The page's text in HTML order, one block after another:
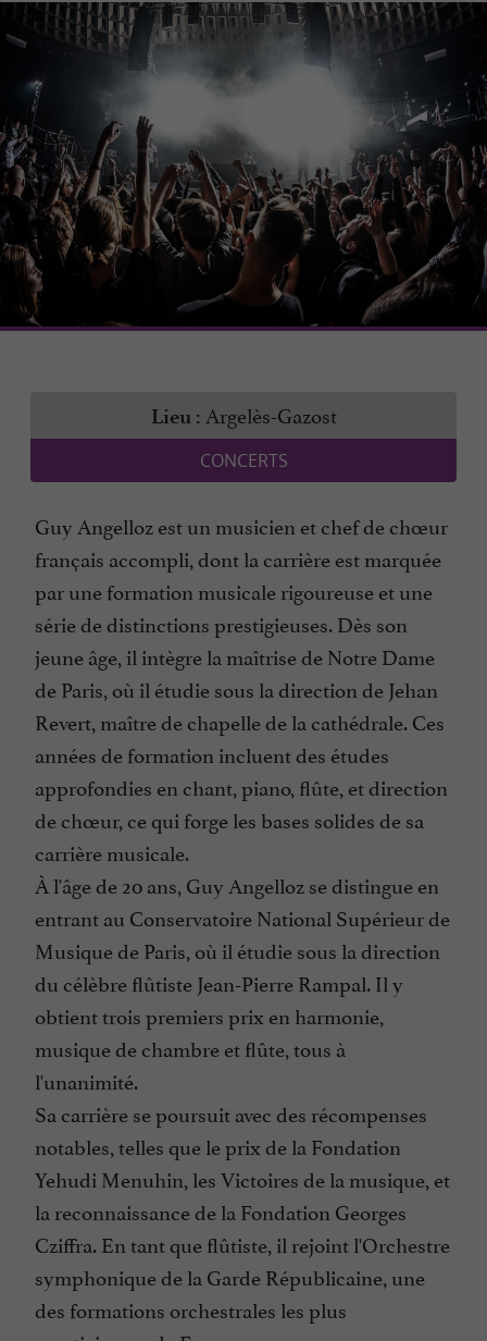
Lieu : Argelès-Gazost
CONCERTS
Guy Angelloz est un musicien et chef de chœur
français accompli, dont la carrière est marquée
par une formation musicale rigoureuse et une
série de distinctions prestigieuses. Dès son
jeune âge, il intègre la maîtrise de Notre Dame
de Paris, où il étudie sous la direction de Jehan
Revert, maître de chapelle de la cathédrale. Ces
années de formation incluent des études
approfondies en chant, piano, flûte, et direction
de chœur, ce qui forge les bases solides de sa
carrière musicale.
À l'âge de 20 ans, Guy Angelloz se distingue en
entrant au Conservatoire National Supérieur de
Musique de Paris, où il étudie sous la direction
du célèbre flûtiste Jean-Pierre Rampal. Il y
obtient trois premiers prix en harmonie,
musique de chambre et flûte, tous à
l'unanimité.
Sa carrière se poursuit avec des récompenses
notables, telles que le prix de la Fondation
Yehudi Menuhin, les Victoires de la musique, et
la reconnaissance de la Fondation Georges
Cziffra. En tant que flûtiste, il rejoint l'Orchestre
symphonique de la Garde Républicaine, une
des formations orchestrales les plus